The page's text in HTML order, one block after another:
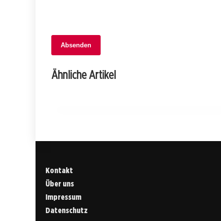
Absenden
Ähnliche Artikel
04. Februar 2026
Einbrüche in Herisau: Bäckerei und
Kontakt
Über uns
Impressum
Datenschutz